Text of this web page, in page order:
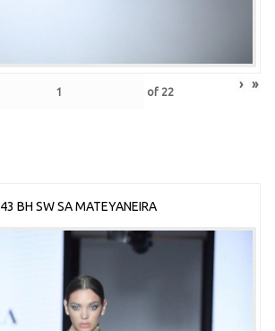
of 22 › »
43 BH SW SA MATEYANEIRA